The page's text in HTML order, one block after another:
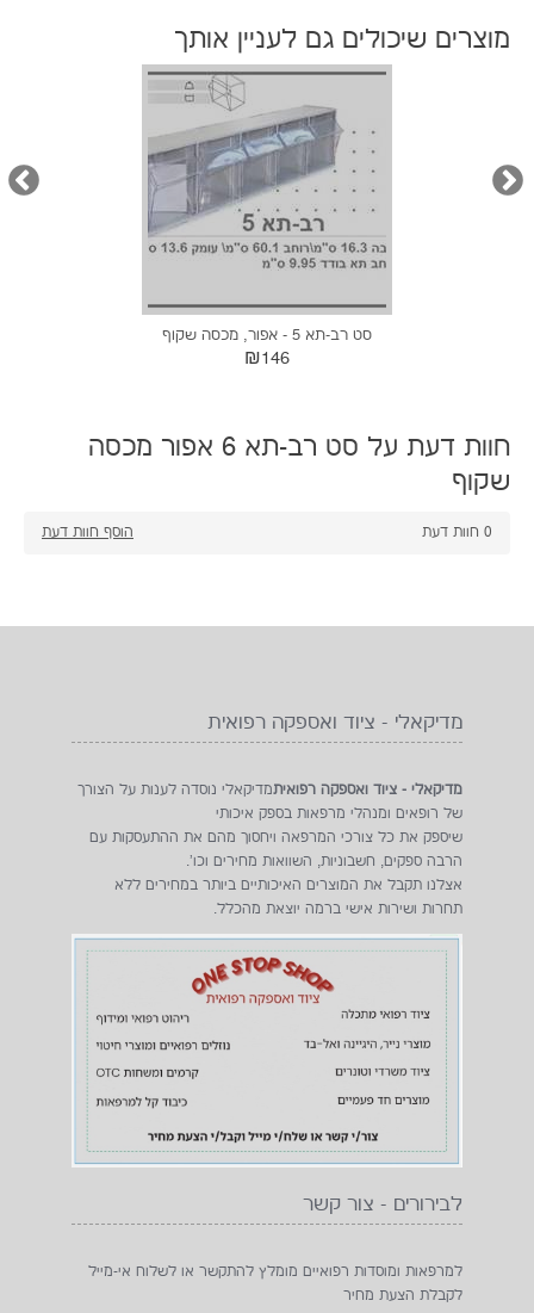
מוצרים שיכולים גם לעניין אותך
סט רב-תא 5 - אפור, מכסה שקוף
₪146
חוות דעת על סט רב-תא 6 אפור מכסה
שקוף
0 חוות דעת הוסף חוות דעת
מדיקאלי - ציוד ואספקה רפואית
מדיקאלי - ציוד ואספקה רפואיתמדיקאלי נוסדה לענות על הצורך
של רופאים ומנהלי מרפאות בספק איכותי
שיספק את כל צורכי המרפאה ויחסוך מהם את ההתעסקות עם
הרבה ספקים, חשבוניות, השוואות מחירים וכו'.
אצלנו תקבל את המוצרים האיכותיים ביותר במחירים ללא
תחרות ושירות אישי ברמה יוצאת מהכלל.
לבירורים - צור קשר
למרפאות ומוסדות רפואיים מומלץ להתקשר או לשלוח אי-מייל
לקבלת הצעת מחיר